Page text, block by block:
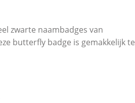
zwarte naambadges van
butterfly badge is gemakkelijk te